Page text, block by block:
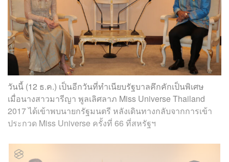
วันนี้ (12 ธ.ค.) เป็นอีกวันที่ทำเนียบรัฐบาลคึกคักเป็นพิเศษ
เมื่อนางสาวมารีญา พูลเลิศลาภ Miss Universe Thailand
2017 ได้เข้าพบนายกรัฐมนตรี หลังเดินทางกลับจากการเข้า
ประกวด Miss Universe ครั้งที่ 66 ที่สหรัฐฯ